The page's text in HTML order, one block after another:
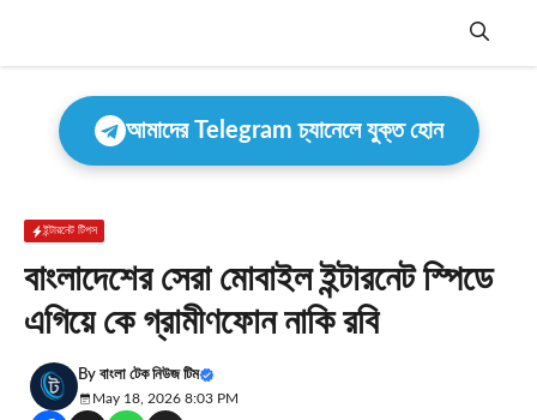
Menu
আমাদের Telegram চ্যানেলে যুক্ত হোন
ইন্টারনেট টিপস
বাংলাদেশের সেরা মোবাইল ইন্টারনেট স্পিডে
এগিয়ে কে গ্রামীণফোন নাকি রবি
By বাংলা টেক নিউজ টিম
May 18, 2026 8:03 PM